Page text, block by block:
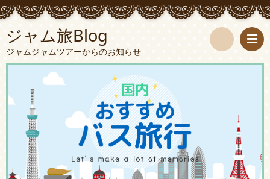
ジャム旅Blog
ジャムジャムツアーからのお知らせ
検